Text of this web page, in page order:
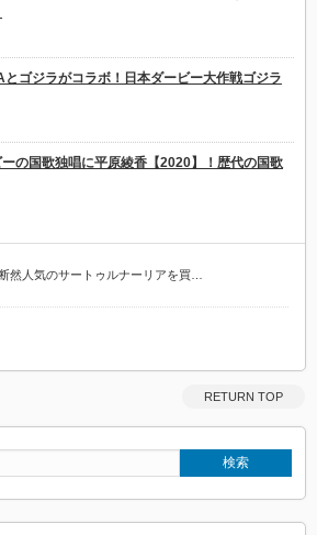
ゴジラがコラボ！日本ダービー大作戦ゴジラ
の国歌独唱に平原綾香【2020】！歴代の国歌
然人気のサートゥルナーリアを買…
RETURN TOP